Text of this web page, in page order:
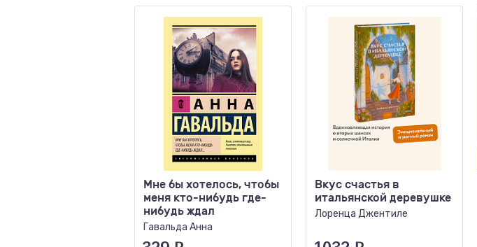
Мне бы хотелось, чтобы
меня кто-нибудь где-
нибудь ждал
Гавальда Анна
Вкус счастья в
итальянской деревушке
Лоренца Джентиле